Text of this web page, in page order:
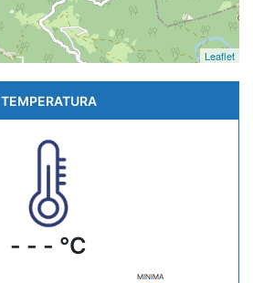
Leaflet
TEMPERATURA
- - - °C
MINIMA